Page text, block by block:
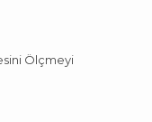
Ölçmeyi